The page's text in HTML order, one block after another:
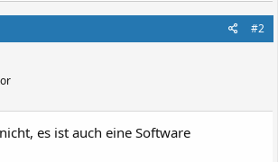
#2
es ist auch eine Software